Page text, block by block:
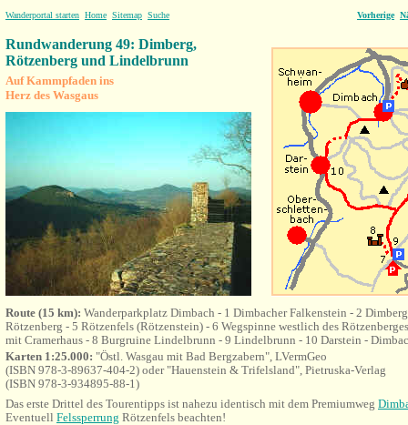
Wanderportal starten Home Sitemap Suche Vorherige
Rundwanderung 49: Dimberg,
Rötzenberg und Lindelbrunn
Auf Kammpfaden ins
Herz des Wasgaus
Route (15 km): Wanderparkplatz Dimbach - 1 Dimbacher Falkenstein - 2
Rötzenberg - 5 Rötzenfels (Rötzenstein) - 6 Wegspinne westlich des
mit Cramerhaus - 8 Burgruine Lindelbrunn - 9 Lindelbrunn - 10 Darstein -
Karten 1:25.000: "Östl. Wasgau mit Bad Bergzabern", LVermGeo
(ISBN 978-3-89637-404-2) oder "Hauenstein & Trifelsland", Pietruska-Verlag
(ISBN 978-3-934895-88-1)
Das erste Drittel des Tourentipps ist nahezu identisch mit dem Premiumweg
Eventuell Felssperrung Rötzenfels beachten!